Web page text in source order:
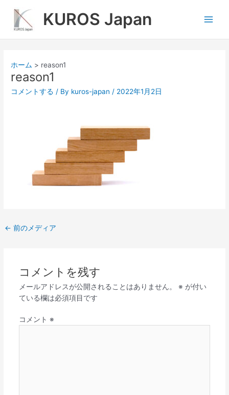
ス
KUROS Japan
ホーム reason1
reason1
コメントする / By kuros-japan / 2022年1月2日
← 前のメディア
コメントを残す
メールアドレスが公開されることはありません。 ※ が付い
ている欄は必須項目です
コメント ※